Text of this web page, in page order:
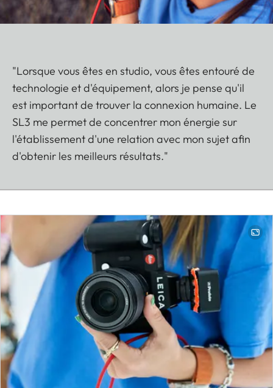
"Lorsque vous êtes en studio, vous êtes entouré de
technologie et d'équipement, alors je pense qu'il
est important de trouver la connexion humaine. Le
SL3 me permet de concentrer mon énergie sur
l'établissement d'une relation avec mon sujet afin
d'obtenir les meilleurs résultats."